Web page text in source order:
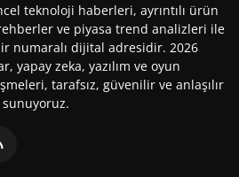
teknoloji haberleri, ayrıntılı ürün
ve piyasa trend analizleri ile
numaralı dijital adresidir. 2026
yapay zeka, yazılım ve oyun
tarafsız, güvenilir ve anlaşılır
sunuyoruz.